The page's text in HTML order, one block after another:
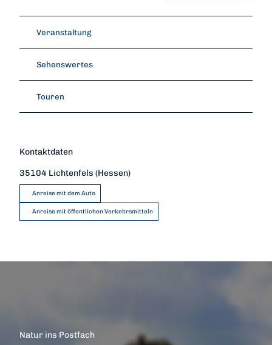
Veranstaltung
Sehenswertes
Touren
Kontaktdaten
35104 Lichtenfels (Hessen)
Anreise mit dem Auto
Anreise mit öffentlichen Verkehrsmitteln
Natur ins Postfach